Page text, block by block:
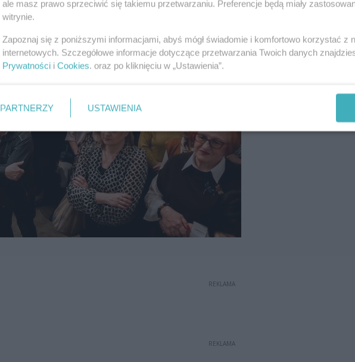
REKLAMA
REKLAMA
ale masz prawo sprzeciwić się takiemu przetwarzaniu. Preferencje będą miały
witrynie.
Zapoznaj się z poniższymi informacjami, abyś mógł świadomie i komfortowo korzystać z
internetowych. Szczegółowe informacje dotyczące przetwarzania Twoich danych
Prywatności i Cookies. oraz po kliknięciu w „Ustawienia”.
PARTNERZY USTAWIENIA